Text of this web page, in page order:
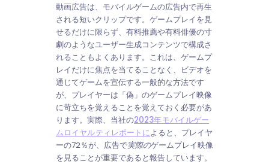
動画広告は、モバイルゲームの広告内で再生
される短いクリップです。ゲームプレイを見
せるだけに限らず、有料推薦や有料俳優の寸
劇のようなユーザー生成コンテンツで構成さ
れることもよくあります。これは、ゲームプ
レイだけに焦点を当てることなく、ビデオを
通じてゲームを宣伝する一般的な方法です
が、プレイヤーは「偽」のゲームプレイ映像
に苛立ちを覚えることを覚えておく必要があ
ります。実際、当社の2023年モバイルゲー
ムロイヤルティレポートによると、プレイヤ
ーの72％が、広告で実際のゲームプレイ映像
を見ることが重要であると報告しています。